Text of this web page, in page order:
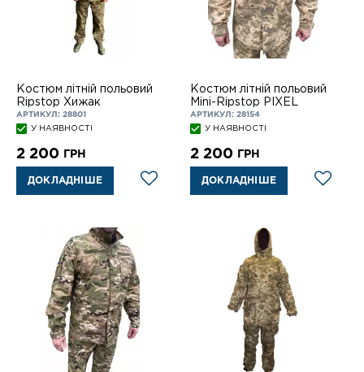
Костюм літній польовий
Ripstop Хижак
АРТИКУЛ: 28801
У НАЯВНОСТІ
2 200 ГРН
ДОКЛАДНІШЕ
Костюм літній польовий
Mini-Ripstop PIXEL
АРТИКУЛ: 28154
У НАЯВНОСТІ
2 200 ГРН
ДОКЛАДНІШЕ